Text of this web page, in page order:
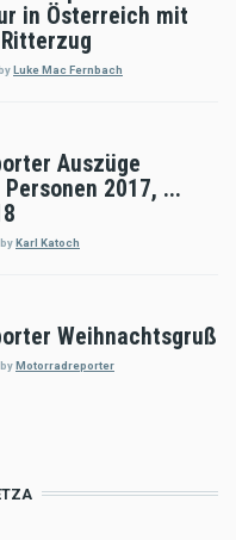
in Österreich mit
by Luke Mac Fernbach
Auszüge
2017, ...
byKarl Katoch
Weihnachtsgruß
byMotorradreporter